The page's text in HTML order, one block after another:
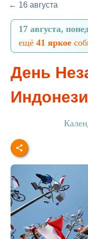
← 16 августа
17 августа,
ещё 41 яркое
День